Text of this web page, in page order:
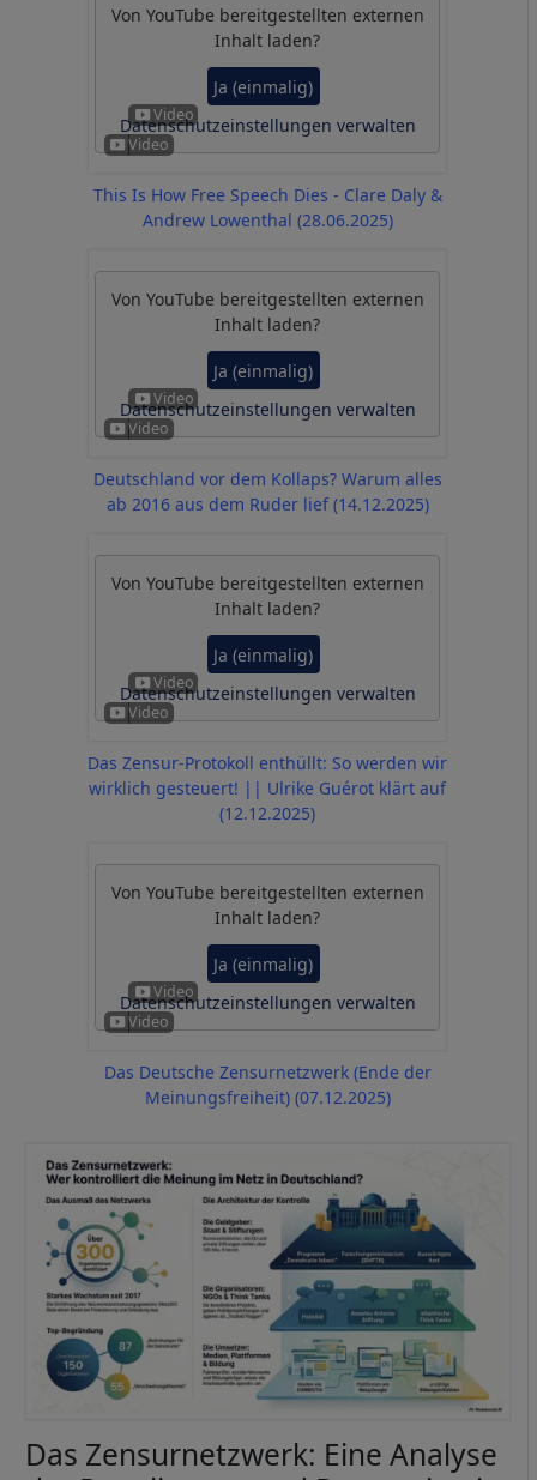
Von YouTube bereitgestellten externen
Inhalt laden?
Ja (einmalig)
Datenschutzeinstellungen verwalten
This Is How Free Speech Dies - Clare Daly &
Andrew Lowenthal (28.06.2025)
Von YouTube bereitgestellten externen
Inhalt laden?
Ja (einmalig)
Datenschutzeinstellungen verwalten
Deutschland vor dem Kollaps? Warum alles
ab 2016 aus dem Ruder lief (14.12.2025)
Von YouTube bereitgestellten externen
Inhalt laden?
Ja (einmalig)
Datenschutzeinstellungen verwalten
Das Zensur-Protokoll enthüllt: So werden wir
wirklich gesteuert! || Ulrike Guérot klärt auf
(12.12.2025)
Von YouTube bereitgestellten externen
Inhalt laden?
Ja (einmalig)
Datenschutzeinstellungen verwalten
Das Deutsche Zensurnetzwerk (Ende der
Meinungsfreiheit) (07.12.2025)
Image
Das Zensurnetzwerk: Eine Analyse